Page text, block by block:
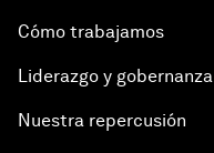
Cómo trabajamos
Liderazgo y gobernanza
Nuestra repercusión